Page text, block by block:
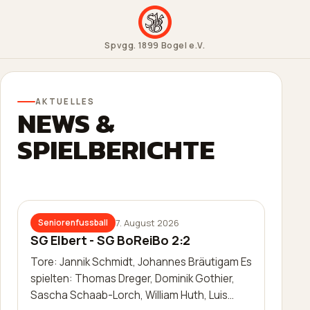
Spvgg. 1899 Bogel e.V.
AKTUELLES
NEWS &
SPIELBERICHTE
Seniorenfussball 7. August 2026
SG Elbert - SG BoReiBo 2:2
Tore: Jannik Schmidt, Johannes Bräutigam Es
spielten: Thomas Dreger, Dominik Gothier,
Sascha Schaab-Lorch, William Huth, Luis